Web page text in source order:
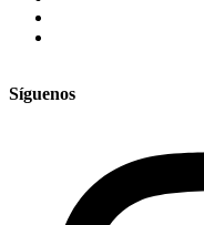
Síguenos